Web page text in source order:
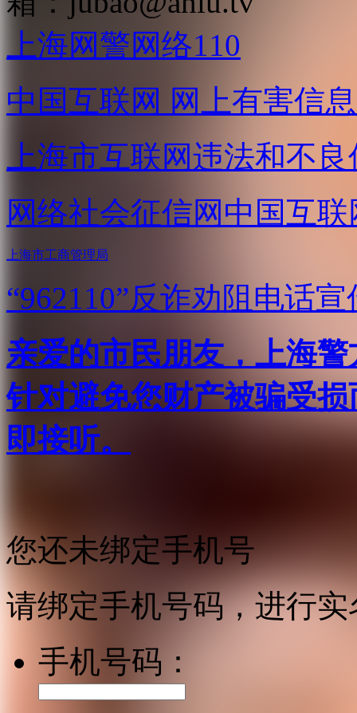
上海网警网络110
中国互联网 网上有害信
上海市互联网违法和不
网络社会征信网 中国互
上海市工商管理局
“962110”反诈劝阻电话宣
亲爱的市民朋友，上海
针对避免您财产被骗受
即接听。
您还未绑定手机号
请绑定手机号码，进行
手机号码：